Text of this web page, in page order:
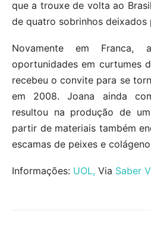
que a trouxe de volta ao
de quatro sobrinhos deixados
Novamente em Franca,
oportunidades em curtumes
recebeu o convite para se
em 2008. Joana ainda
resultou na produção de
partir de materiais também
escamas de peixes e
Informações: UOL, Via Saber